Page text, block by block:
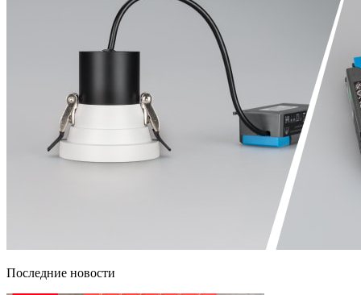
Последние новости